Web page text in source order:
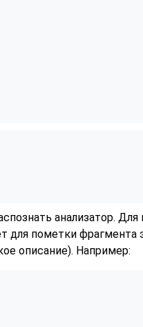
анализатор. Для
для пометки фрагмента
описание). Например: